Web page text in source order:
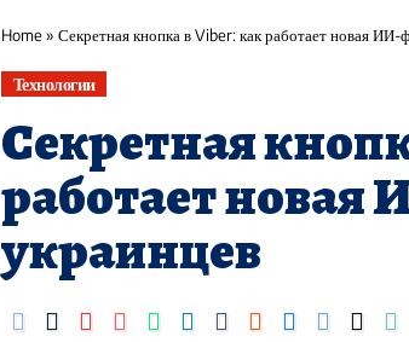
Home» Секретная кнопка в Viber: как работает новая ИИ-
Технологии
Секретная
работает
украинцев